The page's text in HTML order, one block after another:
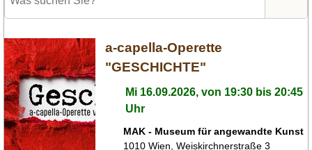
a-capella-Operette
"GESCHICHTE"
Mi 16.09.2026, von 19:30 bis 20:45
Uhr
MAK - Museum für angewandte Kunst
1010 Wien ,Weiskirchnerstraße 3